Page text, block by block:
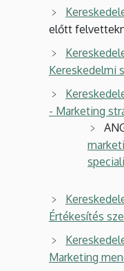
előtt
Kereskedelmi
- Marketing
Értékesítés
Marketing